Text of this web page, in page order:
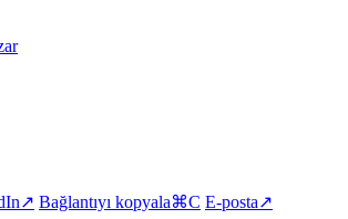
↗ Bağlantıyı kopyala⌘C E-posta↗